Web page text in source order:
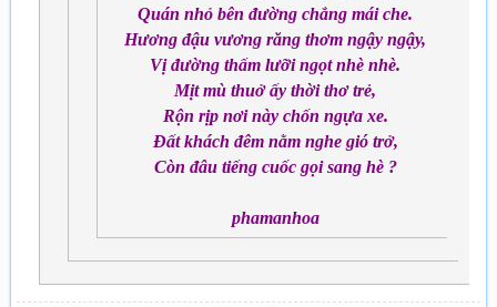
Quán nhỏ bên đường chẳng mái che.
Hương đậu vương răng thơm ngậy ngậy,
Vị đường thấm lưỡi ngọt nhè nhè.
Mịt mù thuở ấy thời thơ trẻ,
Rộn rịp nơi này chốn ngựa xe.
Đất khách đêm nằm nghe gió trở,
Còn đâu tiếng cuốc gọi sang hè ?
phamanhoa